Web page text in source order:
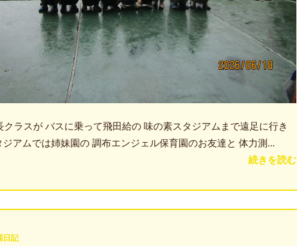
クラスが バスに乗って飛田給の 味の素スタジアムまで遠足に行き
アムでは姉妹園の 調布エンジェル保育園のお友達と 体力測...
続きを読む
日記